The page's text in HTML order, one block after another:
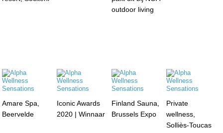
outdoor living
Amare Spa,
Beervelde
Iconic Awards
2020 | Winnaar
Finland Sauna,
Brussels Expo
Private
wellness,
Solliès-Toucas